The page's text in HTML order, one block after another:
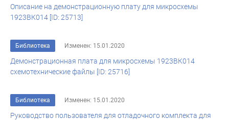
Описание на демонстрационную плату для микросхемы
1923ВК014 [ID: 25713]
Библиотека Изменен: 15.01.2020
Демонстрационная плата для микросхемы 1923ВК014
схемотехнические файлы [ID: 25716]
Библиотека Изменен: 15.01.2020
Руководство пользователя для отладочного комплекта для